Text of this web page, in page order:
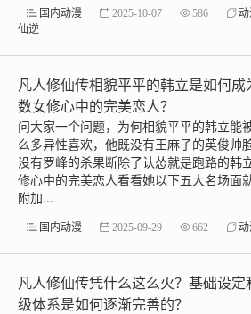
国内动漫 2025-10-07 586 动
仙逆
凡人修仙传相貌平平的韩立是如何成
数女修心中的完美恋人？
问大家一个问题，为何相貌平平的韩立能
么多异性喜欢，他既没有王麻子的英俊帅
没有罗峰的杀果断除了认怂就是跑路的韩
修心中的完美恋人看看她以下五大名场面
附加...
国内动漫 2025-09-29 662 动
凡人修仙传凭什么这么火？基础设定
级体系是如何逐渐完善的？